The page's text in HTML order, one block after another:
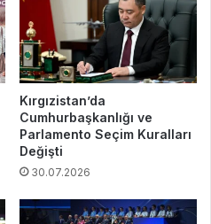
Kırgızistan’da
Cumhurbaşkanlığı ve
Parlamento Seçim Kuralları
Değişti
30.07.2026